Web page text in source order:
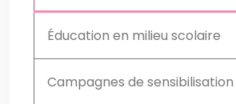
Éducation en milieu scolaire
Campagnes de sensibilisation